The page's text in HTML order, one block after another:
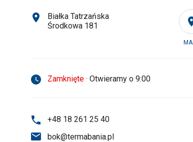
Białka Tatrzańska
Środkowa 181
Zamknięte · Otwieramy o 9:00
+48 18 261 25 40
bok@termabania.pl